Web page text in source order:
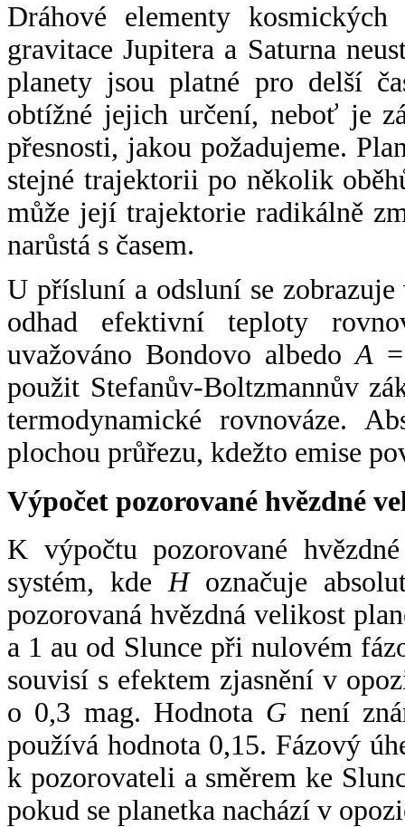
Dráhové elementy
gravitace Jupitera a Saturna
planety jsou platné pro delší
obtížné jejich určení, neboť je
přesnosti, jakou požadujeme.
stejné trajektorii po několik
může její trajektorie radikálně
narůstá s časem.
U přísluní a odsluní se
odhad efektivní teploty
uvažováno Bondovo albedoA
použit Stefanův-Boltzmannův
termodynamické rovnováze.
plochou průřezu, kdežto emise
Výpočet pozorované hvězdné
K výpočtu pozorované
systém, kde Hoznačuje
pozorovaná hvězdná velikost
a 1 au od Slunce při nulovém
souvisí s efektem zjasnění v
o 0,3 mag. Hodnota G není
používá hodnota 0,15. Fázový
k pozorovateli a směrem ke
pokud se planetka nachází v